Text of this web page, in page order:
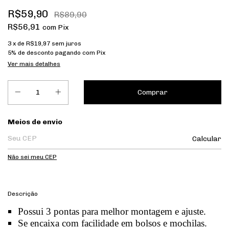
R$59,90
R$89,90
R$56,91 com Pix
3 x de R$19,97 sem juros
5% de desconto pagando com Pix
Ver mais detalhes
Entregas para o CEP:
Meios de envio
Calcular
Não sei meu CEP
Descrição
Possui 3 pontas para melhor montagem e ajuste.
Se encaixa com facilidade em bolsos e mochilas.